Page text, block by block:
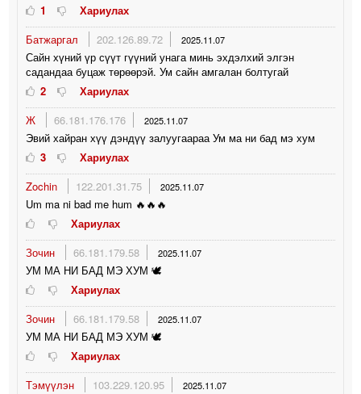
1
Хариулах
Батжаргал
202.126.89.72 2025.11.07
Сайн хүний үр сүүт гүүний унага минь эхдэлхий элгэн
садандаа буцаж төрөөрэй. Ум сайн амгалан болтугай
2
Хариулах
Ж
66.181.176.176 2025.11.07
Эвий хайран хүү дэндүү залуугаараа Ум ма ни бад мэ хум
3
Хариулах
Zochin
122.201.31.75 2025.11.07
Um ma ni bad me hum 🔥🔥🔥
Хариулах
Зочин
66.181.179.58 2025.11.07
УМ МА НИ БАД МЭ ХУМ 🕊
Хариулах
Зочин
66.181.179.58 2025.11.07
УМ МА НИ БАД МЭ ХУМ 🕊
Хариулах
Тэмүүлэн
103.229.120.95 2025.11.07